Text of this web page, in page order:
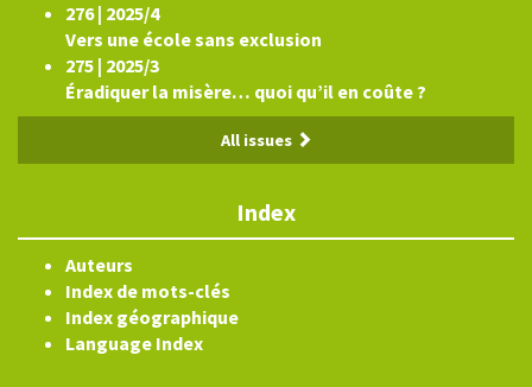
276 | 2025/4
Vers une école sans exclusion
275 | 2025/3
Éradiquer la misère… quoi qu’il en coûte ?
All issues
Index
Auteurs
Index de mots-clés
Index géographique
Language Index